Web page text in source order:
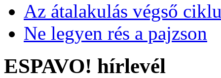
Az átalakulás végső
Ne legyen rés a pajzson
ESPAVO! hírlevél